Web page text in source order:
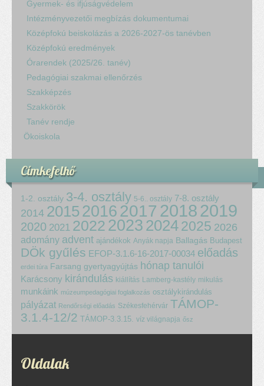
Gyermek- és ifjúságvédelem
Intézményvezetői megbízás dokumentumai
Középfokú beiskolázás a 2026-2027-ös tanévben
Középfokú eredmények
Órarendek (2025/26. tanév)
Pedagógiai szakmai ellenőrzés
Szakképzés
Szakkörök
Tanév rendje
Ökoiskola
Címkefelhő
1-2. osztály 3-4. osztály 5-6.. osztály 7-8. osztály
2014 2015 2016 2017 20182019
2020 2021 2022 2023 20242025 2026
adomány advent ajándékok Anyák napja Ballagás Budapest
DÖk gyűlés EFOP-3.1.6-16-2017-00034 előadás
erdei túra Farsang gyertyagyújtás hónap tanulói
Karácsony kirándulás kiállítás Lamberg-kastély mikulás
munkáink múzeumpedagógiai foglalkozás osztálykirándulás
pályázat Rendőrségi előadás Székesfehérvár TÁMOP-
3.1.4-12/2 TÁMOP-3.3.15. víz világnapja ősz
Oldalak